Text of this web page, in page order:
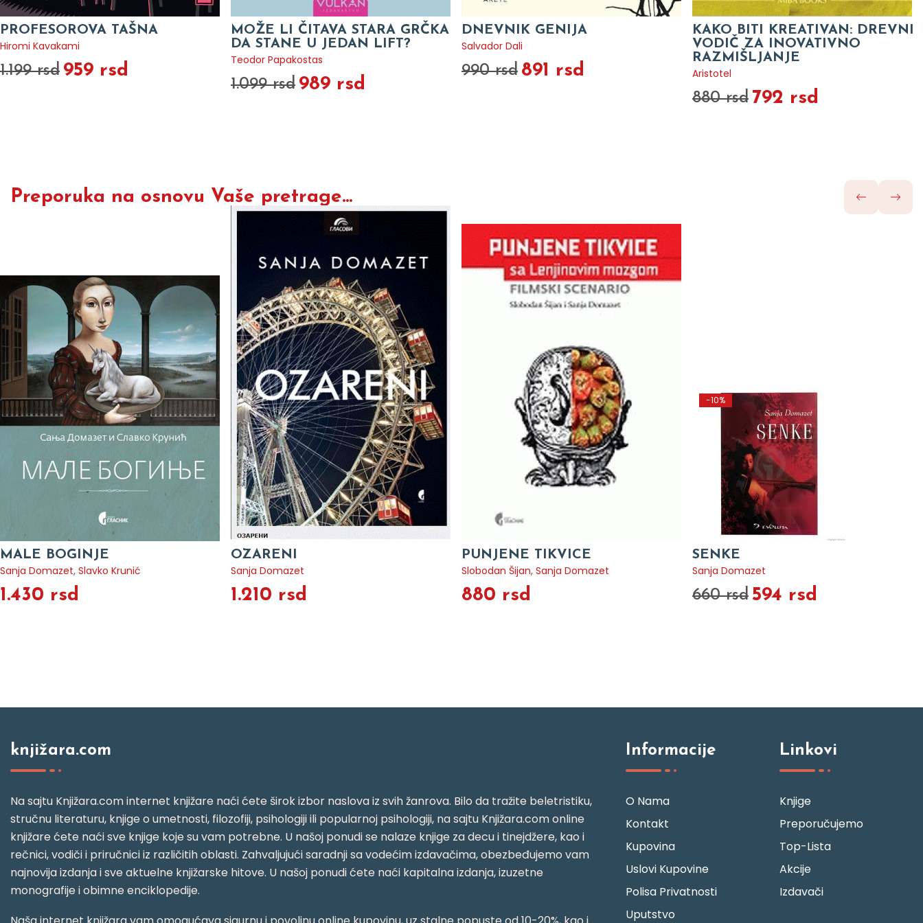
PROFESOROVA TAŠNA
Hiromi Kavakami
1.199 rsd 959 rsd
MOŽE LI ČITAVA STARA GRČKA
DA STANE U JEDAN LIFT?
Teodor Papakostas
1.099 rsd 989 rsd
DNEVNIK GENIJA
Salvador Dali
990 rsd 891 rsd
KAKO BITI KREATIVAN: DREVNI
VODIČ ZA INOVATIVNO
RAZMIŠLJANJE
Aristotel
880 rsd 792 rsd
Preporuka na osnovu Vaše pretrage...
MALE BOGINJE
Sanja Domazet, Slavko Krunić
1.430 rsd
OZARENI
Sanja Domazet
1.210 rsd
PUNJENE TIKVICE
Slobodan Šijan, Sanja Domazet
880 rsd
-10%
SENKE
Sanja Domazet
660 rsd 594 rsd
knjižara.com
Na sajtu Knjižara.com internet knjižare naći ćete širok izbor naslova iz svih žanrova. Bilo da tražite beletristiku,
stručnu literaturu, knjige o umetnosti, filozofiji, psihologiji ili popularnoj psihologiji, na sajtu Knjižara.com online
knjižare ćete naći sve knjige koje su vam potrebne. U našoj ponudi se nalaze knjige za decu i tinejdžere, kao i
rečnici, vodiči i priručnici iz različitih oblasti. Zahvaljujući saradnji sa vodećim izdavačima, obezbeđujemo vam
najnovija izdanja i sve aktuelne knjižarske hitove. U našoj ponudi ćete naći kapitalna izdanja, izuzetne
monografije i obimne enciklopedije.
Informacije
O Nama
Kontakt
Kupovina
Uslovi Kupovine
Polisa Privatnosti
Uputstvo
Linkovi
Knjige
Preporučujemo
Top-Lista
Akcije
Izdavači